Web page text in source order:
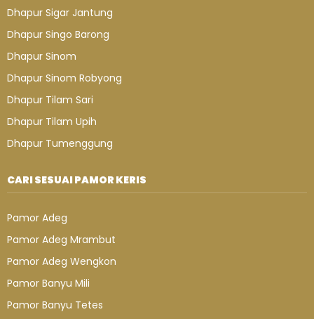
Dhapur Sigar Jantung
Dhapur Singo Barong
Dhapur Sinom
Dhapur Sinom Robyong
Dhapur Tilam Sari
Dhapur Tilam Upih
Dhapur Tumenggung
CARI SESUAI PAMOR KERIS
Pamor Adeg
Pamor Adeg Mrambut
Pamor Adeg Wengkon
Pamor Banyu Mili
Pamor Banyu Tetes